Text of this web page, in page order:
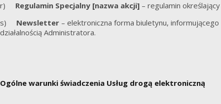
r) Regulamin Specjalny [nazwa akcji] – regulamin
s) Newsletter – elektroniczna forma biuletynu,
działalnością Administratora.
Ogólne warunki świadczenia Usług drogą elektroniczną